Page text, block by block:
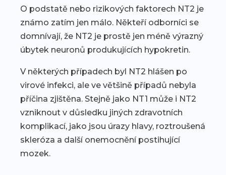
O podstatě nebo rizikových faktorech NT2 je
známo zatím jen málo. Někteří odborníci se
domnívají, že NT2 je prostě jen méně výrazný
úbytek neuronů produkujících hypokretin.
V některých případech byl NT2 hlášen po
virové infekci, ale ve většině případů nebyla
příčina zjištěna. Stejně jako NT1 může i NT2
vzniknout v důsledku jiných zdravotních
komplikací, jako jsou úrazy hlavy, roztroušená
skleróza a další onemocnění postihující
mozek.